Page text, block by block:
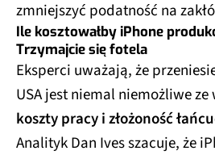
zmniejszyć podatność na
Ile kosztowałby iPhone
Trzymajcie się fotela
Eksperci uważają, że
USA jest niemal niemożliwe ze
koszty pracy i złożoność
Analityk Dan Ives szacuje, że